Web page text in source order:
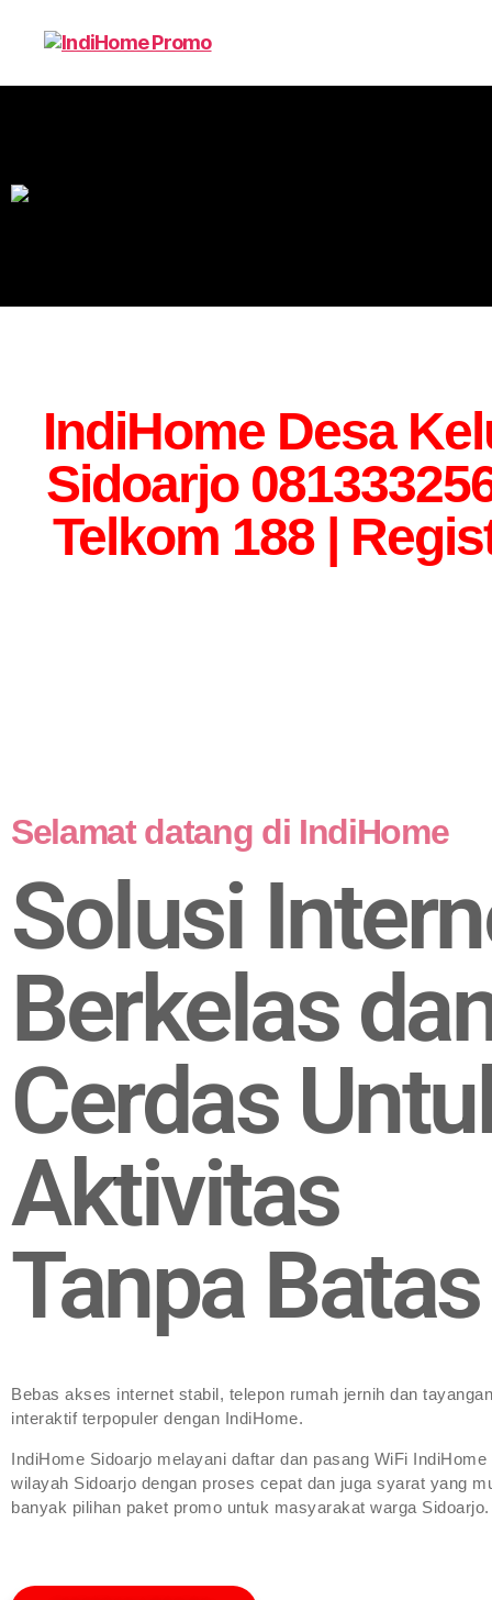
IndiHome Desa
Sidoarjo
Telkom 188 |
Selamat datang di IndiHome
Solusi
Berkelas
Cerdas
Aktivitas
Tanpa Batas
Bebas akses internet stabil, telepon rumah jernih dan
interaktif terpopuler dengan IndiHome.
IndiHome Sidoarjo melayani daftar dan pasang WiFi IndiHome
wilayah Sidoarjo dengan proses cepat dan juga syarat yang
banyak pilihan paket promo untuk masyarakat warga Sidoarjo.